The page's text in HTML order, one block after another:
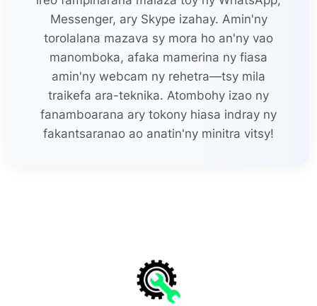
Messenger, ary Skype izahay. Amin'ny
torolalana mazava sy mora ho an'ny vao
manomboka, afaka mamerina ny fiasa
amin'ny webcam ny rehetra—tsy mila
traikefa ara-teknika. Atombohy izao ny
fanamboarana ary tokony hiasa indray ny
fakantsaranao ao anatin'ny minitra vitsy!